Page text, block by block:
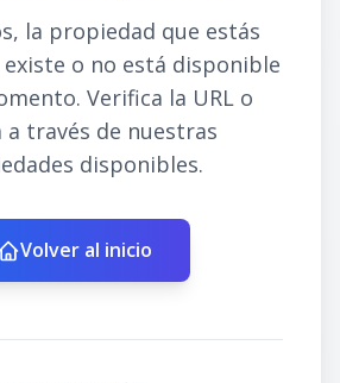
la propiedad que estás
o no está disponible
Verifica la URL o
a través de nuestras
disponibles.
Volver al inicio